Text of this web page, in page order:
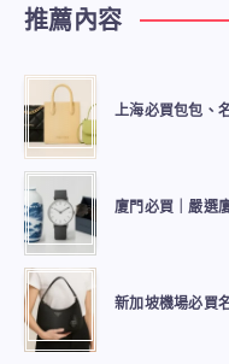
推薦內容
上海必買包包、
廈門必買｜嚴選
新加坡機場必買